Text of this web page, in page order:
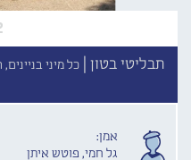
תבליטי בטון | כל מיני
אמן:
גל חמי, פוטש איתן